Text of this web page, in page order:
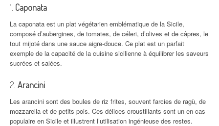
1. Caponata
La caponata est un plat végétarien emblématique de la Sicile,
composé d’aubergines, de tomates, de céleri, d’olives et de câpres, le
tout mijoté dans une sauce aigre-douce. Ce plat est un parfait
exemple de la capacité de la cuisine sicilienne à équilibrer les saveurs
sucrées et salées.
2. Arancini
Les arancini sont des boules de riz frites, souvent farcies de ragù, de
mozzarella et de petits pois. Ces délices croustillants sont un en-cas
populaire en Sicile et illustrent l’utilisation ingénieuse des restes.